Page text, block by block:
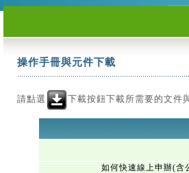
操作手冊與元件下載
請點選 下載按鈕下載所需要的文件
如何快速線上申辦(含